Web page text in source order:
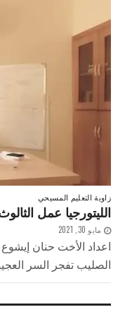
زاوية التعليم المسيحي
الليتورجيا عمل
مايو 30, 2021
اعداد الأخت حنان إيشوع
الصليب تفجر السر